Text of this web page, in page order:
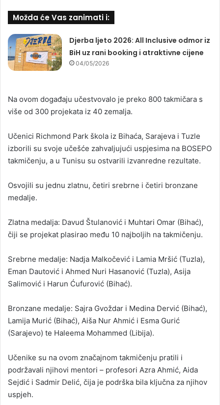
Možda će Vas zanimati i:
Djerba ljeto 2026: All Inclusive odmor iz
BiH uz rani booking i atraktivne cijene
04/05/2026
Na ovom događaju učestvovalo je preko 800 takmičara s
više od 300 projekata iz 40 zemalja.
Učenici Richmond Park škola iz Bihaća, Sarajeva i Tuzle
izborili su svoje učešće zahvaljujući uspjesima na BOSEPO
takmičenju, a u Tunisu su ostvarili izvanredne rezultate.
Osvojili su jednu zlatnu, četiri srebrne i četiri bronzane
medalje.
Zlatna medalja: Davud Štulanović i Muhtari Omar (Bihać),
čiji se projekat plasirao među 10 najboljih na takmičenju.
Srebrne medalje: Nadja Malkočević i Lamia Mršić (Tuzla),
Eman Dautović i Ahmed Nuri Hasanović (Tuzla), Asija
Salimović i Harun Ćufurović (Bihać).
Bronzane medalje: Sajra Gvoždar i Medina Dervić (Bihać),
Lamija Murić (Bihać), Aiša Nur Ahmić i Esma Gurić
(Sarajevo) te Haleema Mohammed (Libija).
Učenike su na ovom značajnom takmičenju pratili i
podržavali njihovi mentori – profesori Azra Ahmić, Aida
Sejdić i Sadmir Delić, čija je podrška bila ključna za njihov
uspjeh.